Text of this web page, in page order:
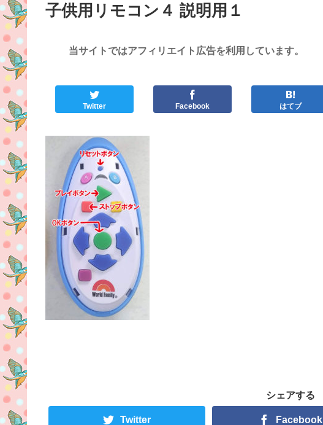
子供用リモコン４ 説明用１
当サイトではアフィリエイト広告を利用しています。
Twitter Facebook はてブ
シェアする
Twitter Facebook